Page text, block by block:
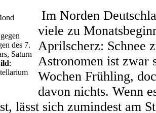
des 7.
Saturn
:
Im Norden
viele zu
Aprilscherz: Schnee
Astronomen ist zwar
Wochen Frühling,
davon nichts. Wenn
lässt sich zumindest am